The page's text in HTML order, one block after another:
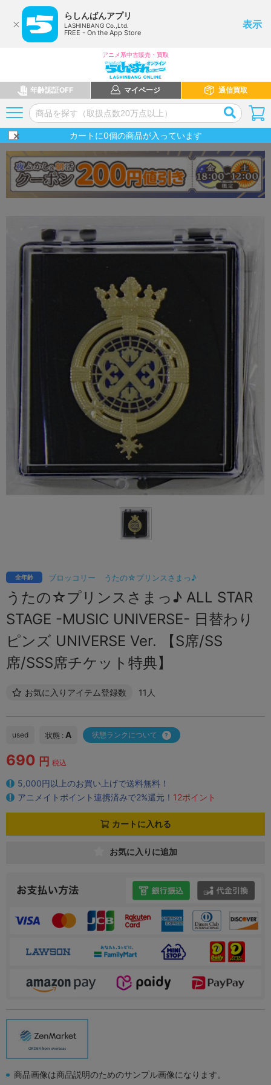
らしんばんアプリ
LASHINBANG Co.,Ltd.
FREE - On the App Store
表示
アニメ系中古販売・買取
年齢認証OFF マイページ 通信買取
カートに0個の商品が入っています
ブロッコリー うたの☆プリンスさまっ♪
全年齢
うたの☆プリンスさまっ♪ ALL STAR
STAGE -MUSIC UNIVERSE- 日替わり
ピンズ UNIVERSE Ver. 【S席/SS
席/SSS席チケット特典】
お気に入りアイテム登録数 11人
used 状態 : A 状態ランクについて
690 円 税込
5,000円以上のお買い上げで送料無料！
アニメイトポイント連携済みで2%還元！ 12ポイント
カートに入れる
お気に入りに追加
商品画像は商品説明のためのサンプル画像になります。